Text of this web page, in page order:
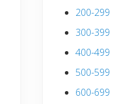
200-299
300-399
400-499
500-599
600-699